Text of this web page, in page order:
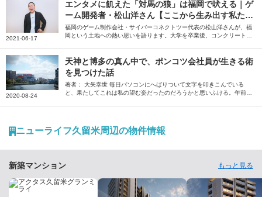
岡県福岡市の魅力を、たっぷりと語っていただきました。
2021-06-17
エンタメに飢えた「対馬の狼」は福岡で吠える｜ゲ
ーム開発者・松山洋さん【ここから生み出す私た
ち】
福岡のゲーム制作会社・サイバーコネクトツー代表の松山洋さんが、福
岡という土地への熱い思いを語ります。大学を卒業後、コンクリート業
って、福岡の魅力とは何か。自身のエンタメに対する原体験から、福岡
を拠点にする意味合いまでを、福岡人ならではの視点で語ります。ま
た、小・中学生時代を送った長崎・対馬の思い出も振り返ります。
2020-08-24
天神と博多の真ん中で、ポンコツ会社員が生きる術
を見つけた話
著者： 大矢幸世 毎日パソコンにへばりついて文字を叩きこんでいる
と、果たしてこれは私の望む姿だったのだろうかと思いふける。午前2
た。タイムラインを少しさかのぼると、馴染みの飲み屋の投稿がある。
「まだお客様は全然戻らず暇な日が続いていますが、コロナウイルスの
営業します」──。 ◇ ◇ ◇私が一人飲みを覚えたのは、学生時代から
ニューライフ久留米周辺の物件情報
新築マンション もっと見る